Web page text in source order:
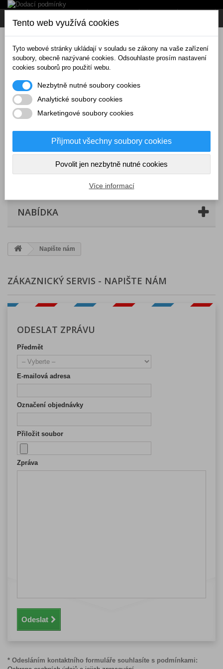
Košík (prázdný)
NABÍDKA
Napište nám
ZÁKAZNICKÝ SERVIS - NAPIŠTE NÁM
ODESLAT ZPRÁVU
Předmět
E-mailová adresa
Označení objednávky
Přiložit soubor
Zpráva
Odeslat
* Odesláním kontaktního formuláře souhlasíte s podmínkami:
Tento web využívá cookies
Tyto webové stránky ukládají v souladu se zákony na vaše zařízení
soubory, obecně nazývané cookies. Odsouhlaste prosím nastavení
cookies souborů pro použití webu.
Nezbytně nutné soubory cookies
Analytické soubory cookies
Marketingové soubory cookies
Přijmout všechny soubory cookies
Povolit jen nezbytně nutné cookies
Více informací